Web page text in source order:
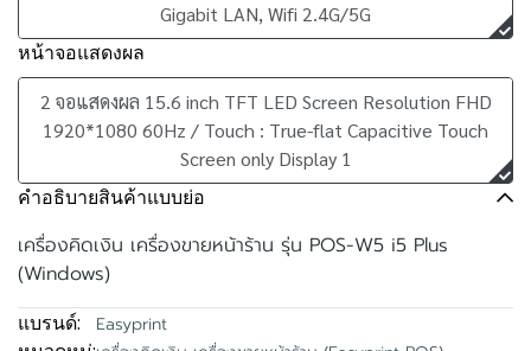
Gigabit LAN, Wifi 2.4G/5G
หน้าจอแสดงผล
2 จอแสดงผล 15.6 inch TFT LED Screen Resolution FHD
1920*1080 60Hz / Touch : True-flat Capacitive Touch
Screen only Display 1
คำอธิบายสินค้าแบบย่อ
เครื่องคิดเงิน เครื่องขายหน้าร้าน รุ่น POS-W5 i5 Plus
(Windows)
แบรนด์: Easyprint